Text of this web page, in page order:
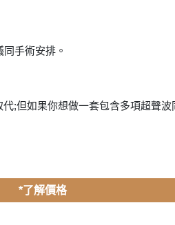
手術安排。
;但如果你想做一套包含多項超聲波
*了解價格